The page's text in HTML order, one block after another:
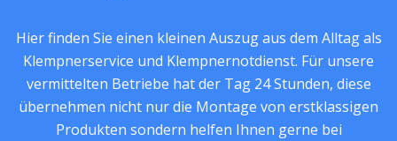
Hier finden Sie einen kleinen Auszug aus dem Alltag als
Klempnerservice und Klempnernotdienst. Für unsere
vermittelten Betriebe hat der Tag 24 Stunden, diese
übernehmen nicht nur die Montage von erstklassigen
Produkten sondern helfen Ihnen gerne bei